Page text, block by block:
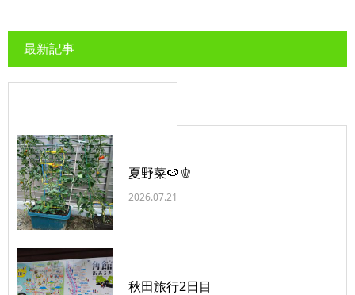
最新記事
夏野菜🍉🫑
2026.07.21
秋田旅行2日目